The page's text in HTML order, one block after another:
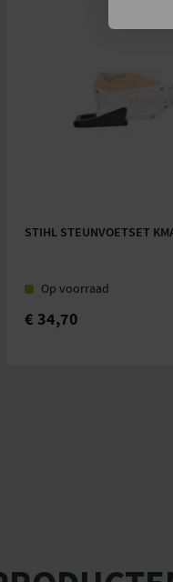
STIHL STEUNVOETSET
Op voorraad
€ 34,70